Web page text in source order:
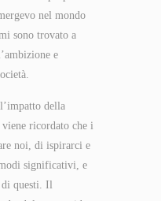
nel mondo
sono trovato a
e
della
ricordato che i
noi, di ispirarci e
significativi, e
di questi. Il